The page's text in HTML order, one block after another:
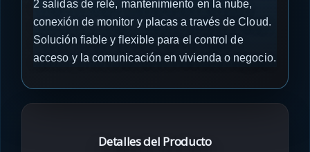
2 salidas de relé, mantenimiento en la nube,
conexión de monitor y placas a través de Cloud.
Solución fiable y flexible para el control de
acceso y la comunicación en vivienda o negocio.
Detalles del Producto